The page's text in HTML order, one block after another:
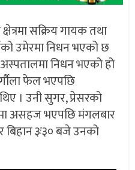
सक्रिय गायक तथा
उमेरमा निधन भएको छ
निधन भएको हो
फेल भएपछि
। उनी सुगर, प्रेसरको
असहज भएपछि मंगलबार
३ः३० बजे उनको